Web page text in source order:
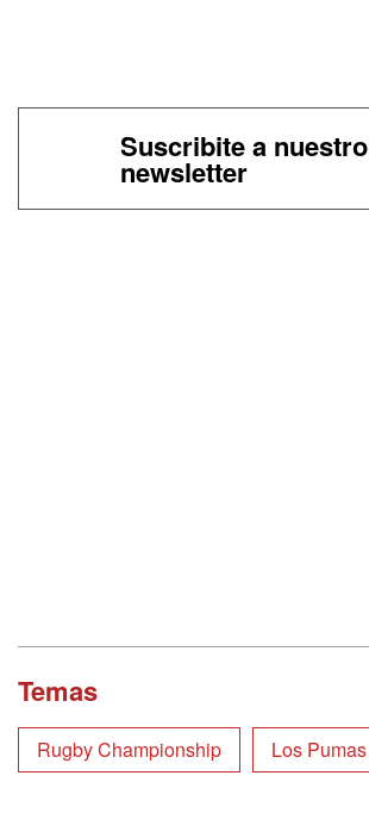
Suscribite a nuestro
newsletter
Temas
Rugby Championship Los Pumas